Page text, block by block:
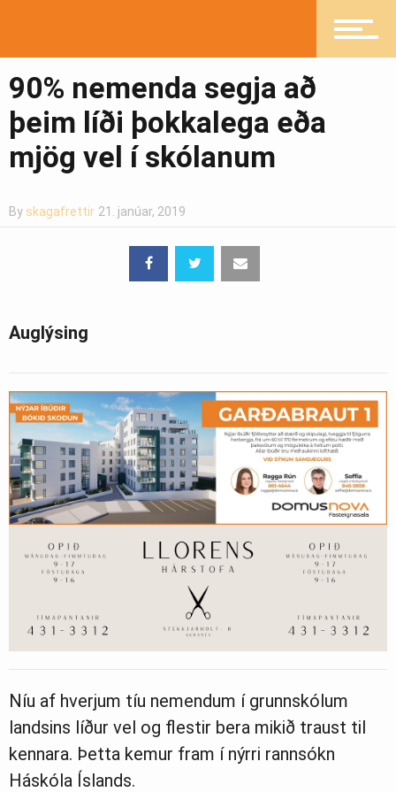
Greinasafn
Ljósmyndasafn
90% nemenda segja að
þeim líði þokkalega eða
mjög vel í skólanum
By skagafrettir 21. janúar, 2019
Auglýsing
Níu af hverjum tíu nemendum í grunnskólum
landsins líður vel og flestir bera mikið traust til
kennara. Þetta kemur fram í nýrri rannsókn
Háskóla Íslands.